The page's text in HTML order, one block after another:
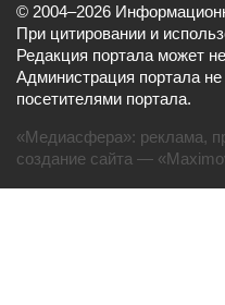
© 2004–2026
При цитировании и
Редакция портала может
Администрация портала
посетителями портала.
«Медиасфера»: реклама,
создание сайта —